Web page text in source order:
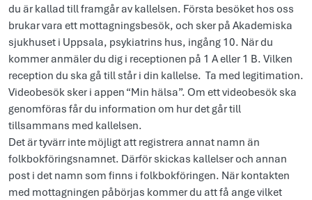
du är kallad till framgår av kallelsen. Första besöket hos oss
brukar vara ett mottagningsbesök, och sker på Akademiska
sjukhuset i Uppsala, psykiatrins hus, ingång 10. När du
kommer anmäler du dig i receptionen på 1 A eller 1 B. Vilken
reception du ska gå till står i din kallelse. Ta med legitimation.
Videobesök sker i appen “Min hälsa”. Om ett videobesök ska
genomföras får du information om hur det går till
tillsammans med kallelsen.
Det är tyvärr inte möjligt att registrera annat namn än
folkbokföringsnamnet. Därför skickas kallelser och annan
post i det namn som finns i folkbokföringen. När kontakten
med mottagningen påbörjas kommer du att få ange vilket